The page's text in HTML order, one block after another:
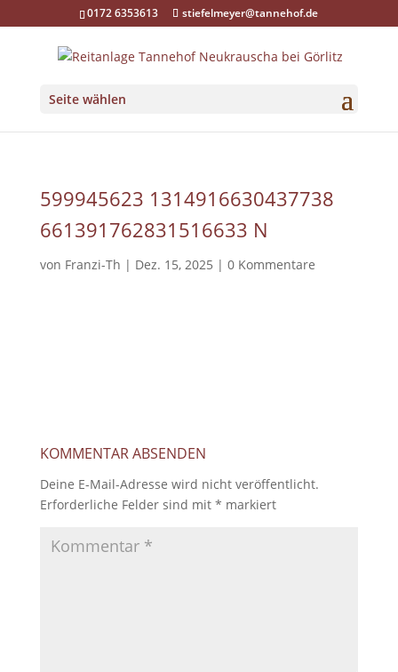
0172 6353613 stiefelmeyer@tannehof.de
Seite wählen
599945623 1314916630437738
661391762831516633 N
von Franzi-Th | Dez. 15, 2025 | 0 Kommentare
KOMMENTAR ABSENDEN
Deine E-Mail-Adresse wird nicht veröffentlicht.
Erforderliche Felder sind mit * markiert